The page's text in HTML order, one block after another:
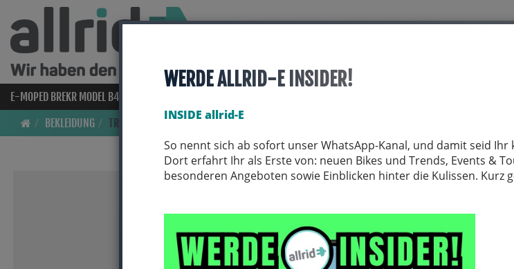
WERDE ALLRID-E INSIDER!
INSIDE allrid-E
So nennt sich ab sofort unser WhatsApp-Kanal, und damit seid
Dort erfahrt Ihr als Erste von: neuen Bikes und Trends, Events &
besonderen Angeboten sowie Einblicken hinter die Kulissen. Kurz
E-MOPED BREKR MODEL B4000
BEKLEIDUNG
TRIKOTS